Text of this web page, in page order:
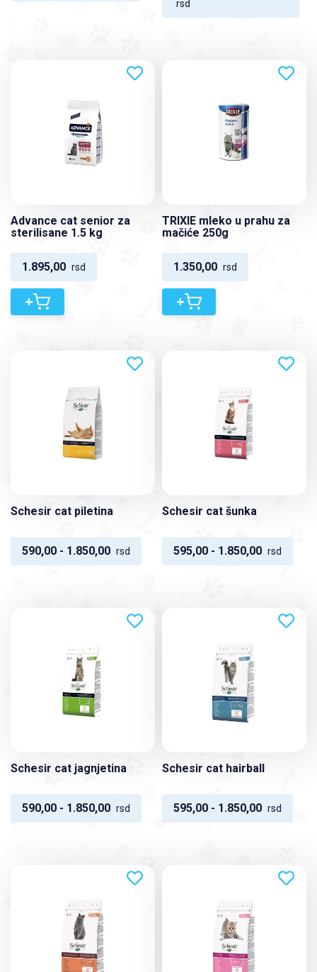
rsd
Advance cat senior za
sterilisane 1.5 kg
1.895,00 rsd
+
TRIXIE mleko u prahu za
mačiće 250g
1.350,00 rsd
+
Schesir cat piletina
590,00 - 1.850,00 rsd
Schesir cat šunka
595,00 - 1.850,00 rsd
Schesir cat jagnjetina
590,00 - 1.850,00 rsd
Schesir cat hairball
595,00 - 1.850,00 rsd